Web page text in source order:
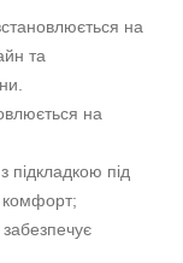
на
та
на
підкладкою під
комфорт;